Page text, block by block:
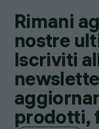
Rimani
nostre
Iscriviti
prodotti,